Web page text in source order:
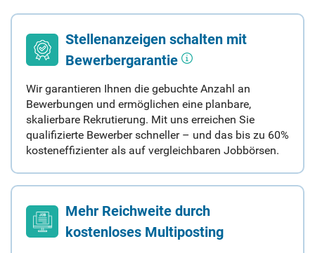
Stellenanzeigen schalten mit
Bewerbergarantie
Wir garantieren Ihnen die gebuchte Anzahl an
Bewerbungen und ermöglichen eine planbare,
skalierbare Rekrutierung. Mit uns erreichen Sie
qualifizierte Bewerber schneller – und das bis zu 60%
kosteneffizienter als auf vergleichbaren Jobbörsen.
Mehr Reichweite durch
kostenloses Multiposting